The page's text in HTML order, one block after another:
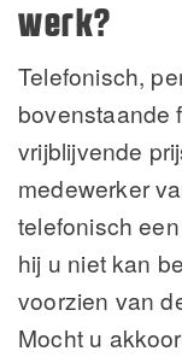
werk?
Telefonisch,
bovenstaande
vrijblijvende
medewerker
telefonisch
hij u niet kan
voorzien van
Mocht u